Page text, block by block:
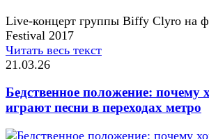
Live-концерт группы Biffy Clyro на
Festival 2017
Читать весь текст
21.03.26
Бедственное положение:
играют песни в переходах метро